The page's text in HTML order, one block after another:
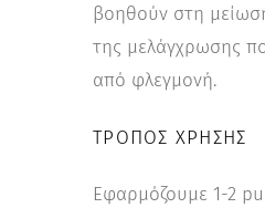
βοηθούν στη
της μελάγχρωσης
από φλεγμονή.
ΤΡΌΠΟΣ ΧΡΉΣΗΣ
Εφαρμόζουμε 1-2